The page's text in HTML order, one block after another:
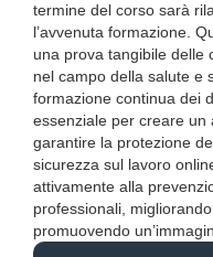
termine del corso sarà
l’avvenuta formazione.
una prova tangibile delle
nel campo della salute e
formazione continua dei
essenziale per creare un
garantire la protezione
sicurezza sul lavoro
attivamente alla
professionali,
promuovendo